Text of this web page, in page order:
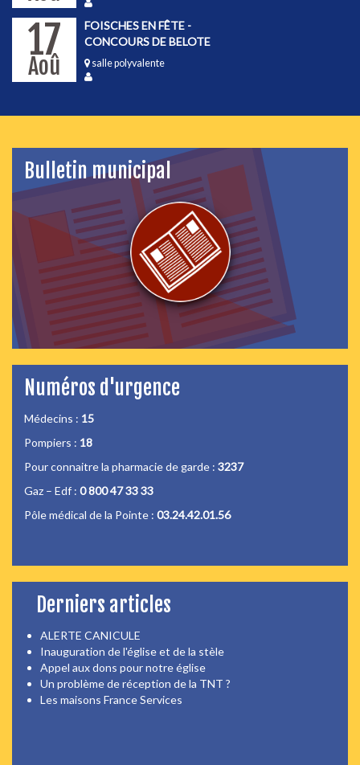
17
Aoû
FOISCHES EN FÊTE -
CONCOURS DE BELOTE
salle polyvalente
Bulletin municipal
Numéros d'urgence
Médecins : 15
Pompiers : 18
Pour connaitre la pharmacie de garde : 3237
Gaz – Edf : 0 800 47 33 33
Pôle médical de la Pointe : 03.24.42.01.56
Derniers articles
ALERTE CANICULE
Inauguration de l'église et de la stèle
Appel aux dons pour notre église
Un problème de réception de la TNT ?
Les maisons France Services